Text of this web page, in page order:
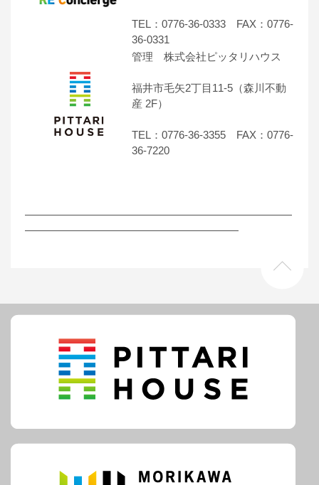
TEL：0776-36-0333 FAX：0776-
36-0331
管理 株式会社ピッタリハウス
福井市毛矢2丁目11-5（森川不動
産 2F）
TEL：0776-36-3355 FAX：0776-
36-7220
―――――――――――――――――――――――――
――――――――――――――――――――